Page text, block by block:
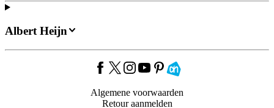
Albert Heijn
Algemene voorwaarden
Retour aanmelden